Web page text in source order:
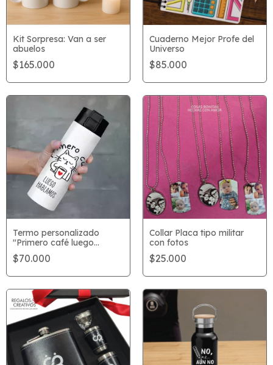
Kit Sorpresa: Van a ser
abuelos
$165.000
Cuaderno Mejor Profe del
Universo
$85.000
Termo personalizado
"Primero café luego
hablamos"
$70.000
Collar Placa tipo militar
con fotos
$25.000